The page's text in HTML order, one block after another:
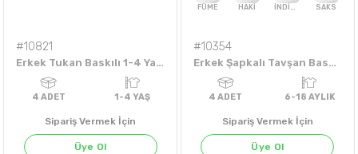
#10821
Erkek Tukan Baskılı 1-4 Yaş Takım
Sipariş Vermek İçin
Üye Ol
#10354
Erkek Şapkalı Tavşan Baskılı 6-18 Aylık Tişört
Sipariş Vermek İçin
Üye Ol